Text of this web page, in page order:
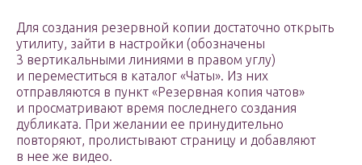
Для создания резервной копии достаточно открыть
утилиту, зайти в настройки (обозначены
3 вертикальными линиями в правом углу)
и переместиться в каталог «Чаты». Из них
отправляются в пункт «Резервная копия чатов»
и просматривают время последнего создания
дубликата. При желании ее принудительно
повторяют, пролистывают страницу и добавляют
в нее же видео.